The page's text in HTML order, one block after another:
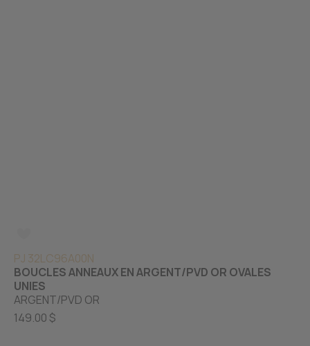
PJ 32LC96A00N
BOUCLES ANNEAUX EN ARGENT/PVD OR OVALES
UNIES
ARGENT/PVD OR
149.00 $